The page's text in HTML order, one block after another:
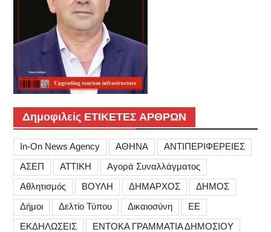
Δημοφιλείς ΕΤΙΚΕΤΕΣ ΑΡΘΡΩΝ
In-On News Agency ΑΘΗΝΑ
ΑΝΤΙΠΕΡΙΦΕΡΕΙΕΣ
ΑΣΕΠ
ΑΤΤΙΚΗ
Αγορά Συναλλάγματος
Αθλητισμός
ΒΟΥΛΗ ΔΗΜΑΡΧΟΣ
ΔΗΜΟΣ
Δήμοι
Δελτίο Τύπου Δικαιοσύνη
ΕΕ
ΕΚΔΗΛΩΣΕΙΣ
ΕΝΤΟΚΑ ΓΡΑΜΜΑΤΙΑ ΔΗΜΟΣΙΟΥ